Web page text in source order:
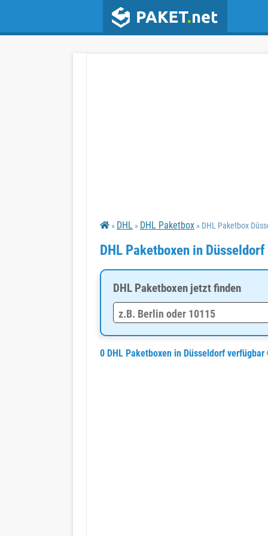
» DHL » DHL Paketbox » DHL Paketbox
DHL Paketboxen in Düsseldorf
DHL Paketboxen jetzt finden
0 DHL Paketboxen in Düsseldorf verfügbar